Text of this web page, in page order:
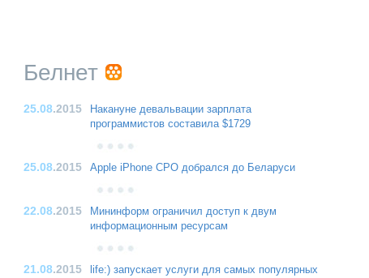
Белнет
25.08.2015
Накануне девальвации зарплата
программистов составила $1729
25.08.2015 Apple iPhone CPO добрался до Беларуси
22.08.2015
Мининформ ограничил доступ к двум
информационным ресурсам
21.08.2015
life:) запускает услуги для самых популярных